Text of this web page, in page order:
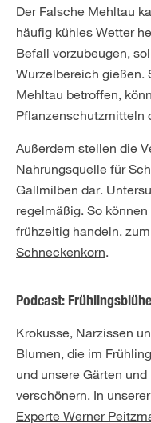
Der Falsche Mehltau
häufig kühles Wetter
Befall vorzubeugen,
Wurzelbereich gießen.
Mehltau betroffen,
Pflanzenschutzmitteln
Außerdem stellen die
Nahrungsquelle für
Gallmilben dar.
regelmäßig. So
frühzeitig handeln,
Schneckenkorn.
Podcast:
Krokusse, Narzissen
Blumen, die im
und unsere Gärten
verschönern. In
Experte Werner